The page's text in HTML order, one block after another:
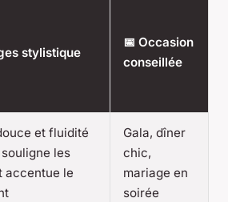
stylistique
📅 Occasion
conseillée
et fluidité
les
accentue le
Gala, dîner
chic,
mariage en
soirée